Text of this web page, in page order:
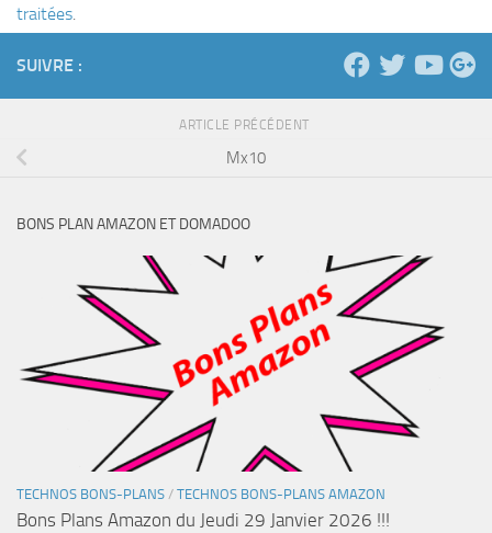
traitées.
SUIVRE :
ARTICLE PRÉCÉDENT
Mx10
BONS PLAN AMAZON ET DOMADOO
TECHNOS BONS-PLANS / TECHNOS BONS-PLANS AMAZON
Bons Plans Amazon du Jeudi 29 Janvier 2026 !!!